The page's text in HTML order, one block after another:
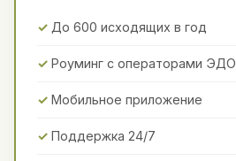
До 600 исходящих в год
Роуминг с операторами ЭДО
Мобильное приложение
Поддержка 24/7